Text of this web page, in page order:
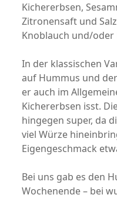
Kichererbsen,
Zitronensaft und
Knoblauch und/oder
In der klassischen
auf Hummus und
er auch im
Kichererbsen isst.
hingegen super, da
viel Würze
Eigengeschmack
Bei uns gab es den
Wochenende – bei